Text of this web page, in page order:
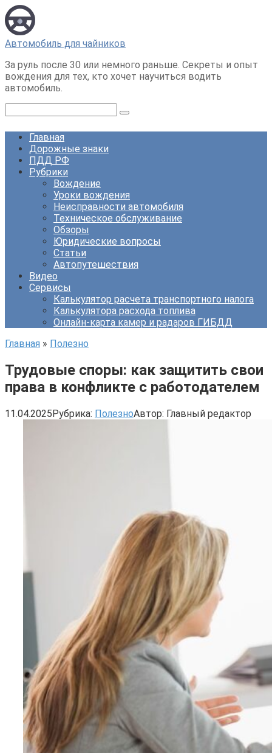
Перейти
к
контенту
Автомобиль для чайников
За руль после 30 или немного раньше. Секреты и опыт
вождения для тех, кто хочет научиться водить
автомобиль.
Главная
Дорожные знаки
ПДД РФ
Рубрики
Вождение
Уроки вождения
Неисправности автомобиля
Техническое обслуживание
Обзоры
Юридические вопросы
Статьи
Автопутешествия
Видео
Сервисы
Калькулятор расчета транспортного налога
Калькулятора расхода топлива
Онлайн-карта камер и радаров ГИБДД
Главная » Полезно
Трудовые споры: как защитить свои
права в конфликте с работодателем
11.04.2025Рубрика: ПолезноАвтор: Главный редактор